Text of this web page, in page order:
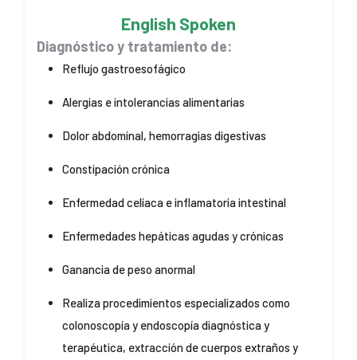
English Spoken
Diagnóstico y tratamiento de:
Reflujo gastroesofágico
Alergias e intolerancias alimentarias
Dolor abdominal, hemorragias digestivas
Constipación crónica
Enfermedad celíaca e inflamatoria intestinal
Enfermedades hepáticas agudas y crónicas
Ganancia de peso anormal
Realiza procedimientos especializados como
colonoscopía y endoscopía diagnóstica y
terapéutica, extracción de cuerpos extraños y